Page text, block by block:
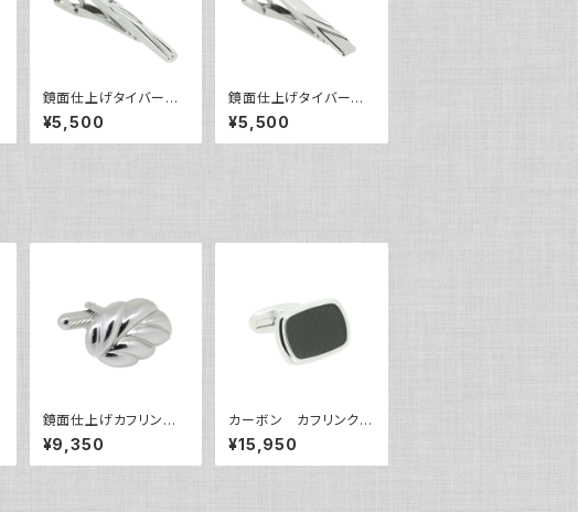
鏡面仕上げタイバー
VQT-0305
¥5,500
鏡面仕上げタイバー
VQT-0306
¥5,500
鏡面仕上げカフリンク
ス VQC-0611
¥9,350
カーボン カフリンク
ス VQC-1210
¥15,950